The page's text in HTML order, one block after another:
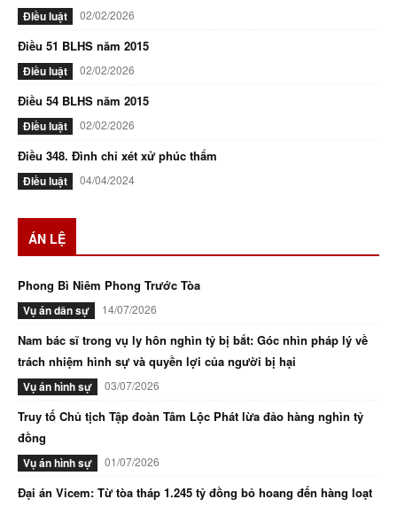
Điều luật 02/02/2026
Điều 51 BLHS năm 2015
Điều luật 02/02/2026
Điều 54 BLHS năm 2015
Điều luật 02/02/2026
Điều 348. Đình chỉ xét xử phúc thẩm
Điều luật 04/04/2024
ÁN LỆ
Phong Bì Niêm Phong Trước Tòa
Vụ án dân sự 14/07/2026
Nam bác sĩ trong vụ ly hôn nghìn tỷ bị bắt: Góc nhìn pháp lý về
trách nhiệm hình sự và quyền lợi của người bị hại
Vụ án hình sự 03/07/2026
Truy tố Chủ tịch Tập đoàn Tâm Lộc Phát lừa đảo hàng nghìn tỷ
đồng
Vụ án hình sự 01/07/2026
Đại án Vicem: Từ tòa tháp 1.245 tỷ đồng bỏ hoang đến hàng loạt